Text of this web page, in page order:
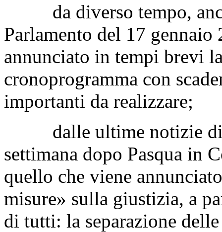
da diverso tempo,
Parlamento del 17
annunciato in tempi brevi
cronoprogramma con
importanti da realizzare;
dalle ultime notizie di
settimana dopo Pasqua in
quello che viene
misure» sulla giustizia, a
di tutti: la separazione